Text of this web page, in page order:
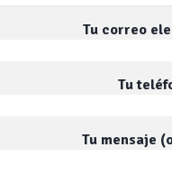
Tu correo
Tu
Tu mensaje